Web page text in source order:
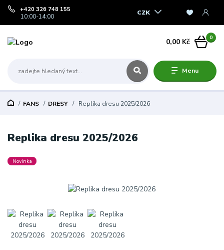
Menu
CZK
+420 326 748 155
10:00-14:00
0
0,00 Kč
FANS DRESY Replika dresu 2025/2026
Replika dresu 2025/2026
Novinka